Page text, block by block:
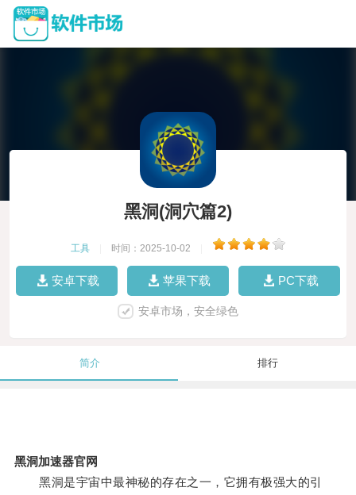
黑洞(洞穴篇2)
工具 时间：2025-10-02
安卓下载 苹果下载 PC下载
安卓市场，安全绿色
简介 排行
黑洞加速器官网
黑洞是宇宙中最神秘的存在之一，它拥有极强大的引